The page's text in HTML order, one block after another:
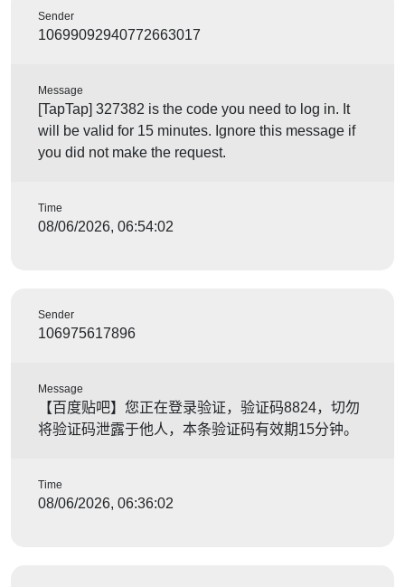
Sender
10699092940772663017
Message
[TapTap] 327382 is the code you need to log in. It
will be valid for 15 minutes. Ignore this message if
you did not make the request.
Time
08/06/2026, 06:54:02
Sender
106975617896
Message
【百度贴吧】您正在登录验证，验证码8824，切勿
将验证码泄露于他人，本条验证码有效期15分钟。
Time
08/06/2026, 06:36:02